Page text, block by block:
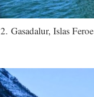
2. Gasadalur, Islas Feroe